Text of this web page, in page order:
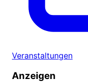
Veranstaltungen
Anzeigen